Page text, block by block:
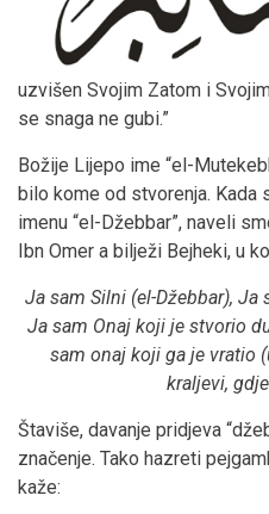
uzvišen Svojim Zatom i
se snaga ne gubi.”
Božije Lijepo ime “el-
bilo kome od stvorenja. Kada
imenu “el-Džebbar”, naveli
Ibn Omer a bilježi Bejheki, u
Ja sam Silni (el-Džebbar), Ja
Ja sam Onaj koji je stvorio
sam onaj koji ga je vratio
kraljevi,
Štaviše, davanje pridjeva
značenje. Tako hazreti
kaže: